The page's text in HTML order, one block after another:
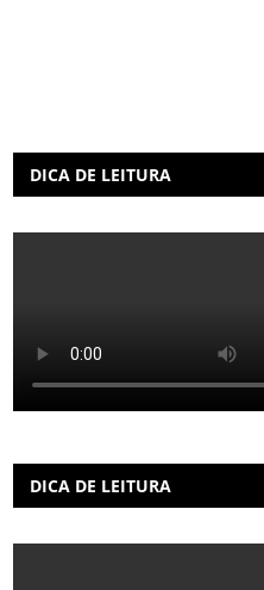
DICA DE LEITURA
DICA DE LEITURA